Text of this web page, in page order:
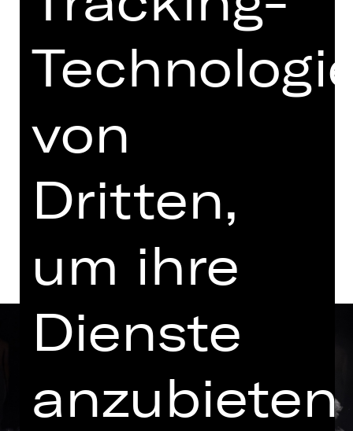
mit einer Pause
19.00 Uhr Einführung
Opernhaus
Termine und Besetzung
Beschreibung
von
Dritten,
um ihre
Dienste
anzubieten,